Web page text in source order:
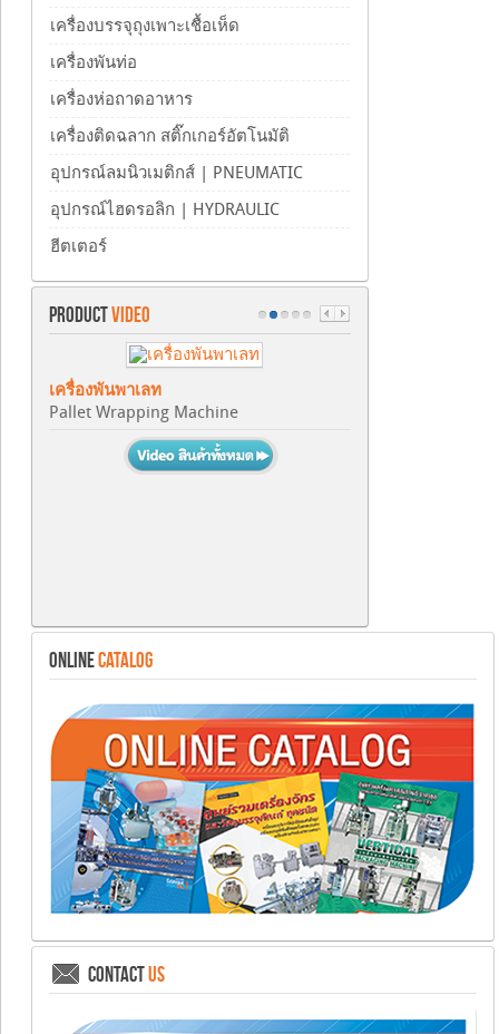
เครื่องบรรจุถุงเพาะเชื้อเห็ด
เครื่องพันท่อ
เครื่องห่อถาดอาหาร
เครื่องติดฉลาก สติ๊กเกอร์อัตโนมัติ
อุปกรณ์ลมนิวเมติกส์ | PNEUMATIC
อุปกรณ์ไฮดรอลิก | HYDRAULIC
ฮีตเตอร์
PRODUCTVIDEO
เครื่องพันพาเลท
Pallet Wrapping Machine
ONLINECATALOG
CONTACTUS